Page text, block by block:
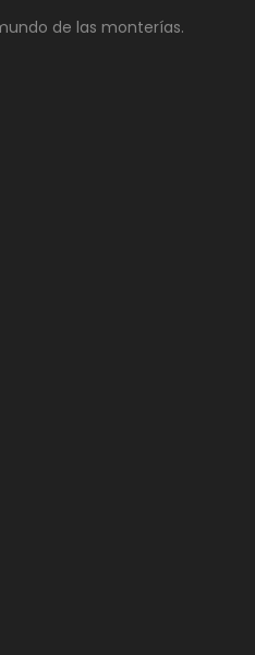
de las monterías.